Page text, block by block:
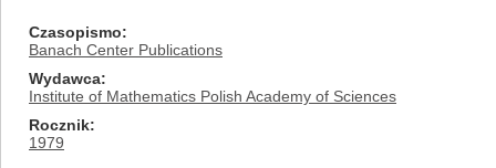
Czasopismo
Banach Center Publications
Wydawca
Institute of Mathematics Polish Academy of Sciences
Rocznik
1979